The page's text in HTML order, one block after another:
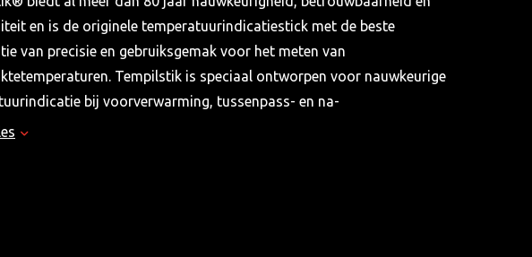
en is de originele temperatuurindicatiestick met de beste
van precisie en gebruiksgemak voor het meten van
Tempilstik is speciaal ontworpen voor nauwkeurige
bij voorverwarming, tussenpass- en na-
en is de toonaangevende keuze in de